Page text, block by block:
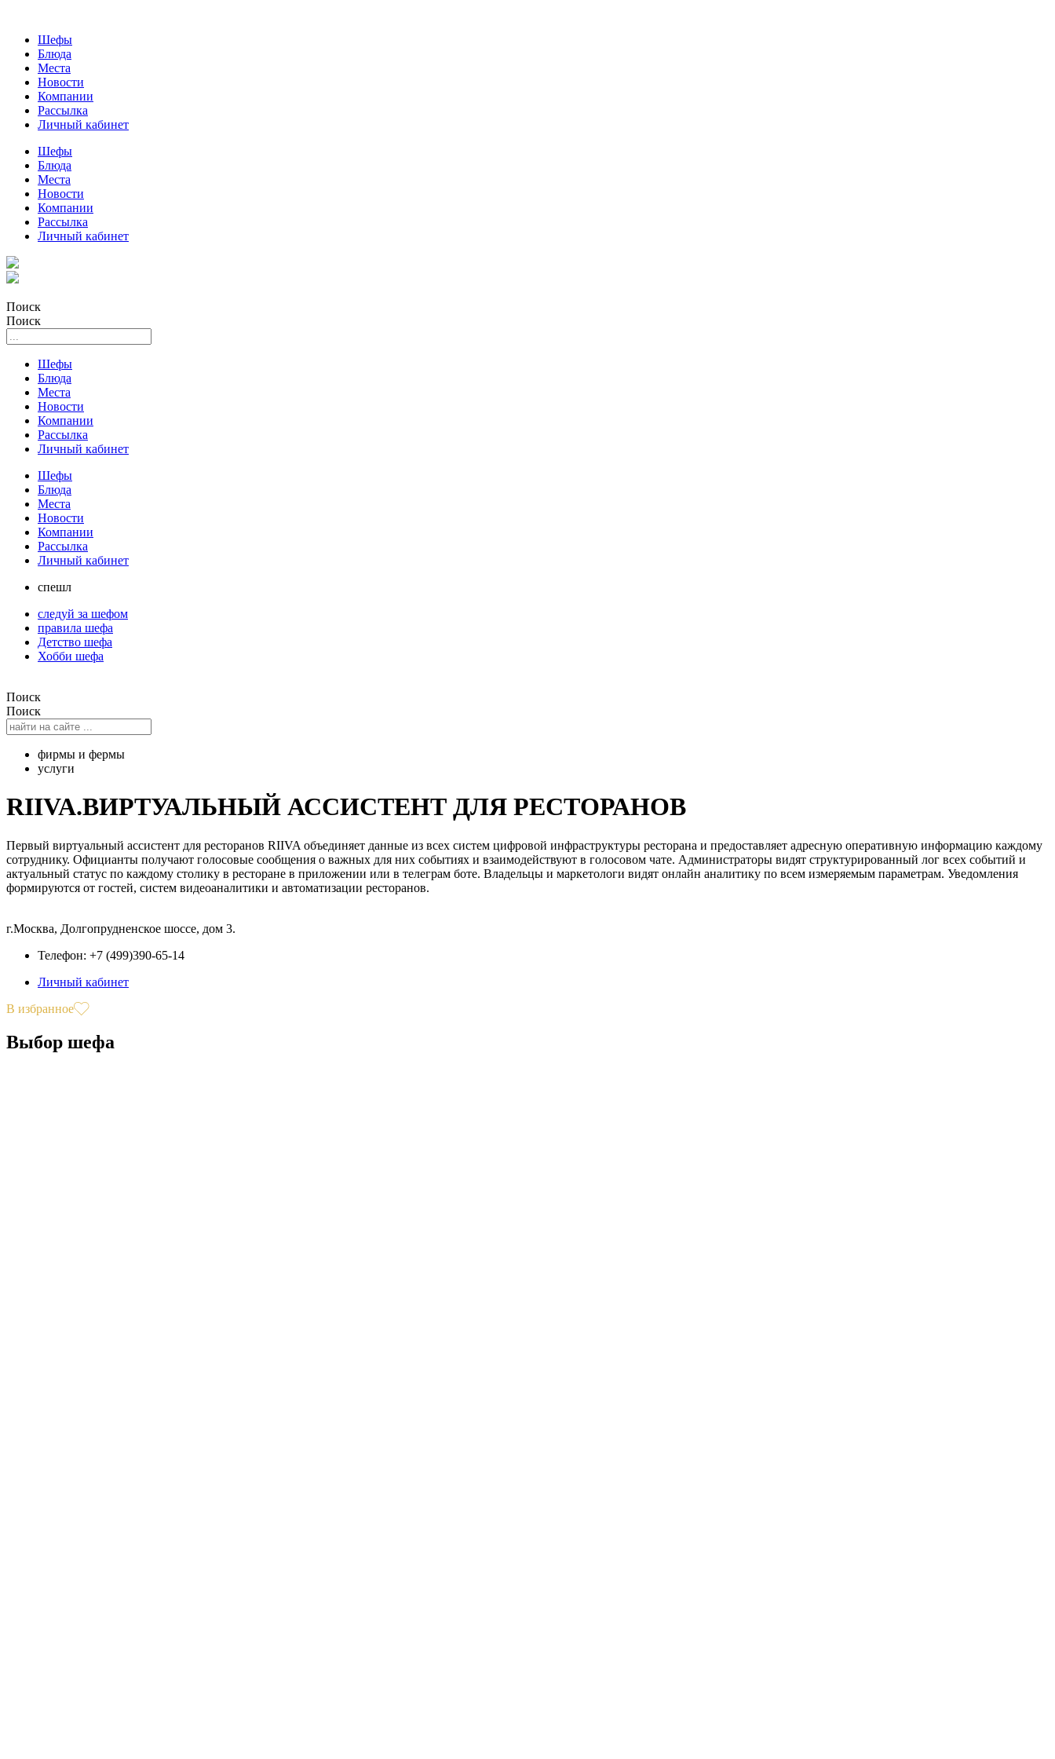
Шефы
Блюда
Места
Новости
Компании
Рассылка
Личный кабинет
Шефы
Блюда
Места
Новости
Компании
Рассылка
Личный кабинет
Поиск
Поиск
Шефы
Блюда
Места
Новости
Компании
Рассылка
Личный кабинет
Шефы
Блюда
Места
Новости
Компании
Рассылка
Личный кабинет
спешл
следуй за шефом
правила шефа
Детство шефа
Хобби шефа
Поиск
Поиск
фирмы и фермы
услуги
RIIVA.ВИРТУАЛЬНЫЙ АССИСТЕНТ ДЛЯ РЕСТОРАНОВ
Первый виртуальный ассистент для ресторанов RIIVA объединяет данные из всех систем цифровой инфраструктуры ресторана и предоставляет адресную оперативную информацию каждому
сотруднику. Официанты получают голосовые сообщения о важных для них событиях и взаимодействуют в голосовом чате. Администраторы видят структурированный лог всех событий и
актуальный статус по каждому столику в ресторане в приложении или в телеграм боте. Владельцы и маркетологи видят онлайн аналитику по всем измеряемым параметрам. Уведомления
формируются от гостей, систем видеоаналитики и автоматизации ресторанов.
г.Москва, Долгопрудненское шоссе, дом 3.
Телефон: +7 (499)390-65-14
Личный кабинет
В избранное
Выбор шефа